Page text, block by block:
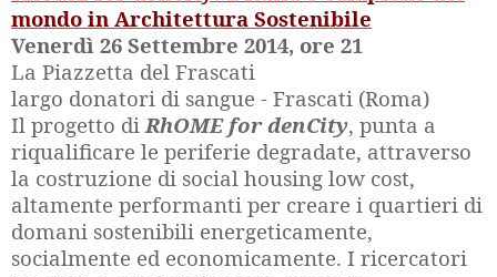
mondo in Architettura Sostenibile
Venerdì 26 Settembre 2014, ore 21
La Piazzetta del Frascati
largo donatori di sangue - Frascati (Roma)
Il progetto diRhOME for denCity, punta a
riqualificare le periferie degradate, attraverso
la costruzione di social housing low cost,
altamente performanti per creare i quartieri di
domani sostenibili energeticamente,
socialmente ed economicamente. I ricercatori